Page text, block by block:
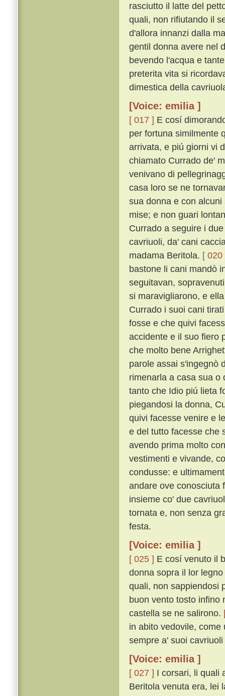
rasciutto il latte del
quali, non rifiutando il
d'allora innanzi dalla
gentil donna avere nel
bevendo l'acqua e
preterita vita si
dimestica della
[Voice: emilia ]
[ 017 ] E cosí
per fortuna similmente
arrivata, e piú giorni vi
chiamato Currado de'
venivano di
casa loro se ne
sua donna e con
mise; e non guari
Currado a seguire i
cavriuoli, da' cani
madama Beritola. [ 020
bastone li cani mandò
seguitavan,
si maravigliarono, e
Currado i suoi cani
fosse e che quivi
accidente e il suo fiero
che molto bene
parole assai s'ingegnò
rimenarla a casa sua o
tanto che Idio piú lieta
piegandosi la donna,
quivi facesse venire e
e del tutto facesse che
avendo prima molto
vestimenti e vivande,
condusse: e
andare ove conosciuta
insieme co' due
tornata e, non senza
festa.
[Voice: emilia ]
[ 025 ] E cosí venuto il
donna sopra il lor
quali, non sappiendosi
buon vento tosto infino
castella se ne salirono.
in abito vedovile,
sempre a' suoi
[Voice: emilia ]
[ 027 ] I corsari, li quali
Beritola venuta era, lei